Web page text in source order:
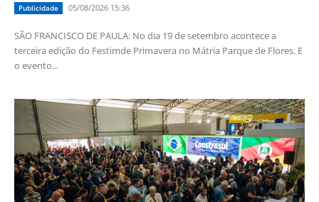
Publicidade 05/08/2026 15:36
SÃO FRANCISCO DE PAULA: No dia 19 de setembro acontece a
terceira edição do Festimde Primavera no Mátria Parque de Flores. E
o evento...